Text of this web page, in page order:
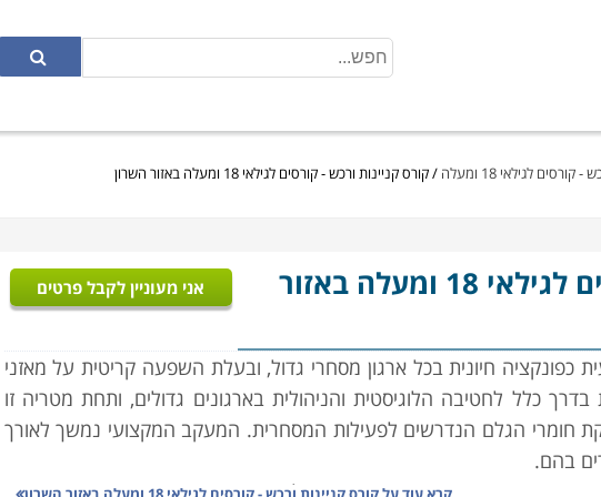
לגילאי 18 ומעלה /קורס קניינות ורכש - קורסים לגילאי 18 ומעלה באזור השרון
- קורסים לגילאי 18 ומעלה באזור
אני מעוניין לקבל פרטים
כפונקציה חיונית בכל ארגון מסחרי גדול, ובעלת השפעה קריטית על מאזני
כלל לחטיבה הלוגיסטית והניהולית בארגונים גדולים, ותחת מטריה זו
חומרי הגלם הנדרשים לפעילות המסחרית. המעקב המקצועי נמשך לאורך
בהם.
הצעות המחיר המבוקשות בהם, ניהול המשא ומתן עם הספקים האפשריים,